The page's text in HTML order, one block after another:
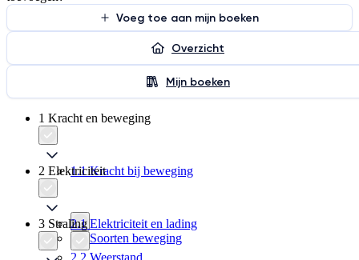
Voeg toe aan mijn boeken
Overzicht
Mijn boeken
1 Kracht en beweging
1.1 Kracht bij beweging
1.2 Soorten beweging
2 Elektriciteit
2.1 Elektriciteit en lading
3 Straling